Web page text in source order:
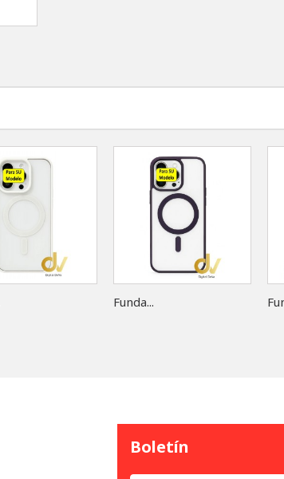
Funda...
Boletín